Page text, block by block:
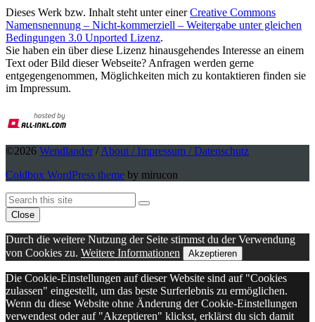
Dieses Werk bzw. Inhalt steht unter einerCreative Commons
Namensnennung – Nicht-kommerziell – Weitergabe unter gleichen
Bedingungen 3.0 Unported Lizenz.
Sie haben ein über diese Lizenz hinausgehendes Interesse an einem
Text oder Bild dieser Webseite? Anfragen werden gerne
entgegengenommen, Möglichkeiten mich zu kontaktieren finden sie
im Impressum.
©2026 Wendlander/ About / Impressum / Datenschutz
Coldbox WordPress theme by mirucon
Back
To
Top
Search
Search
Close
Durch die weitere Nutzung der Seite stimmst du der Verwendung
von Cookies zu. Weitere Informationen Akzeptieren
Die Cookie-Einstellungen auf dieser Website sind auf "Cookies
zulassen" eingestellt, um das beste Surferlebnis zu ermöglichen.
Wenn du diese Website ohne Änderung der Cookie-Einstellungen
verwendest oder auf "Akzeptieren" klickst, erklärst du sich damit